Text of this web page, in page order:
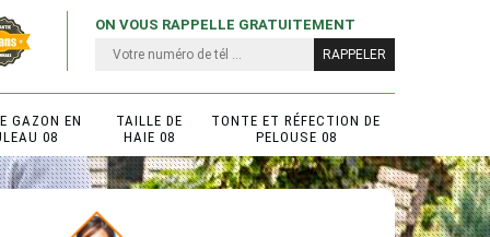
ON VOUS RAPPELLE GRATUITEMENT
GAZON EN
08
TAILLE DE
HAIE 08
TONTE ET RÉFECTION DE
PELOUSE 08